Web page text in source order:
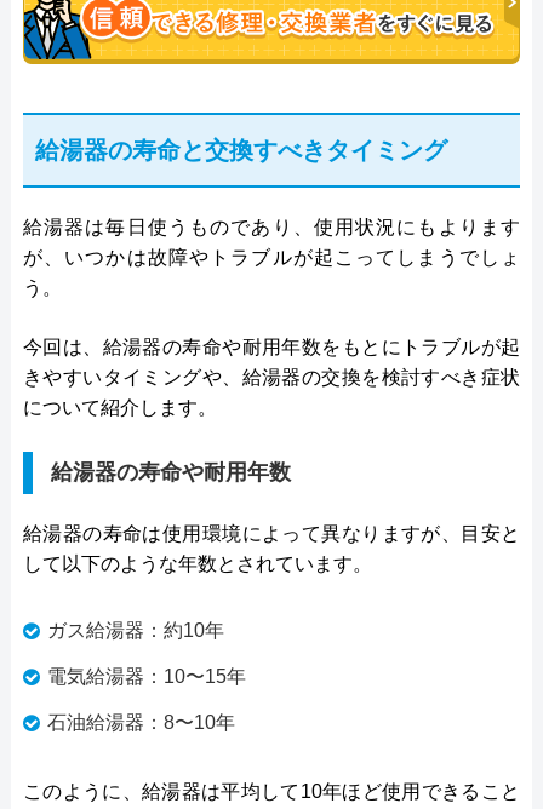
給湯器の寿命と交換すべきタイミング
給湯器は毎日使うものであり、使用状況にもよります
が、いつかは故障やトラブルが起こってしまうでしょ
う。
今回は、給湯器の寿命や耐用年数をもとにトラブルが起
きやすいタイミングや、給湯器の交換を検討すべき症状
について紹介します。
給湯器の寿命や耐用年数
給湯器の寿命は使用環境によって異なりますが、目安と
して以下のような年数とされています。
ガス給湯器：約10年
電気給湯器：10〜15年
石油給湯器：8〜10年
このように、給湯器は平均して10年ほど使用できること